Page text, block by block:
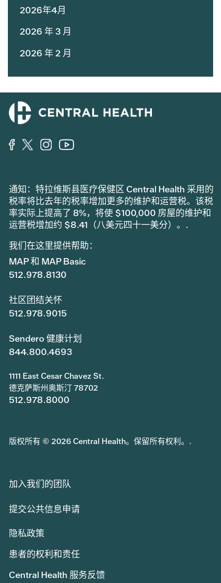
2026年4月
2026 年 3 月
2026 年 2 月
通知：特拉维斯县医疗保健区 Central Health 采用的
税率将比去年的税率增加更多的维护和运营税。该税
率实际上提高了 8%，将使 $100,000 房屋的维护和
运营税增加约 $8.41（八美元四十一美分）。.
我们在这里提供帮助：
MAP 和 MAP Basic
512.978.8130
社区团结关怀
512.978.9015
Sendero 健康计划
844.800.4693
1111 East Cesar Chavez St.
德克萨斯州奥斯汀 78702
512.978.8000
版权所有 © 2026 Central Health。保留所有权利。.
加入我们的团队
提交公共信息申请
隐私政策
患者的权利和责任
Central Health 服务反馈